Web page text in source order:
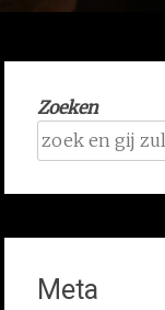
Zoeken
Meta